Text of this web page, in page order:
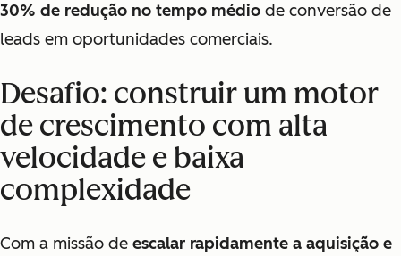
30% de redução no tempo médio de conversão de
leads em oportunidades comerciais.
Desafio: construir um motor
de crescimento com alta
velocidade e baixa
complexidade
Com a missão de escalar rapidamente a aquisição e